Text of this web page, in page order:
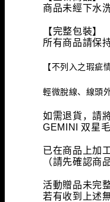
商品未經下水
【完整包裝】
所有商品請保
【不列入之瑕疵
輕微脫線、線頭
如需退貨，請
GEMINI 双星
已在商品上加
（請先確認商
活動贈品未完
若有收到上述